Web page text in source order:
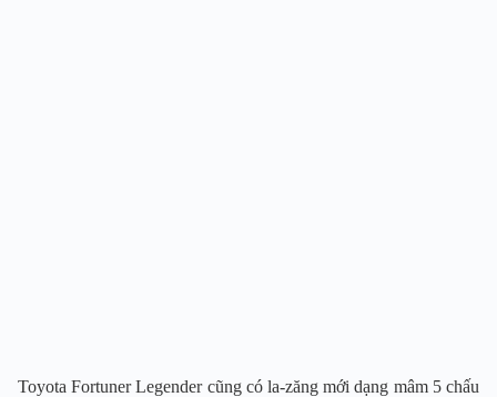
Toyota Fortuner Legender cũng có la-zăng mới dạng mâm 5 chấu